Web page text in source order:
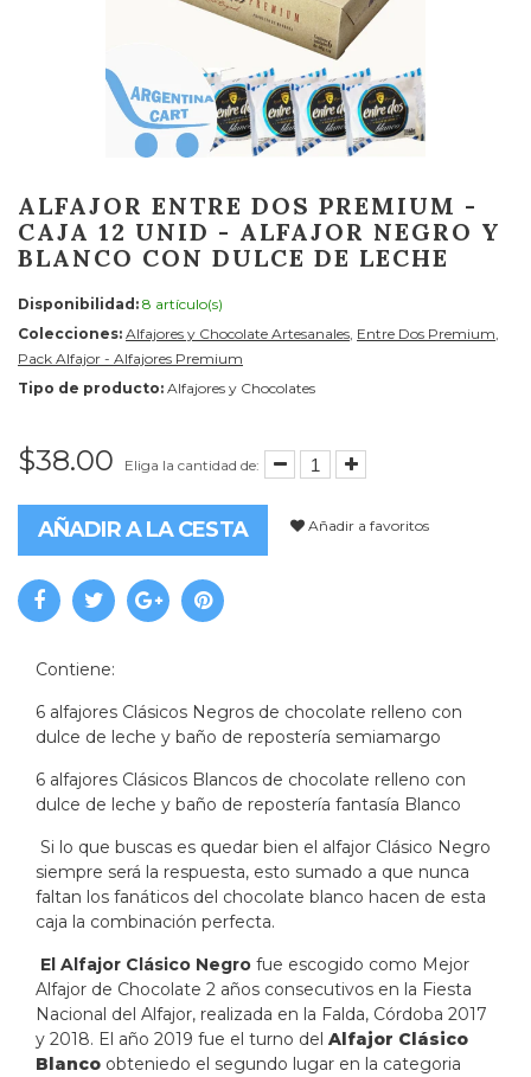
ALFAJOR ENTRE DOS PREMIUM -
CAJA 12 UNID - ALFAJOR NEGRO Y
BLANCO CON DULCE DE LECHE
Disponibilidad: 8 artículo(s)
Colecciones: Alfajores y Chocolate Artesanales, Entre Dos Premium,
Pack Alfajor - Alfajores Premium
Tipo de producto: Alfajores y Chocolates
$38.00 Eliga la cantidad de:
AÑADIR A LA CESTA Añadir a favoritos
Contiene:
6 alfajores Clásicos Negros de chocolate relleno con
dulce de leche y baño de repostería semiamargo
6 alfajores Clásicos Blancos de chocolate relleno con
dulce de leche y baño de repostería fantasía Blanco
Si lo que buscas es quedar bien el alfajor Clásico Negro
siempre será la respuesta, esto sumado a que nunca
faltan los fanáticos del chocolate blanco hacen de esta
caja la combinación perfecta.
El Alfajor Clásico Negro fue escogido como Mejor
Alfajor de Chocolate 2 años consecutivos en la Fiesta
Nacional del Alfajor, realizada en la Falda, Córdoba 2017
y 2018. El año 2019 fue el turno del Alfajor Clásico
Blanco obteniedo el segundo lugar en la categoria